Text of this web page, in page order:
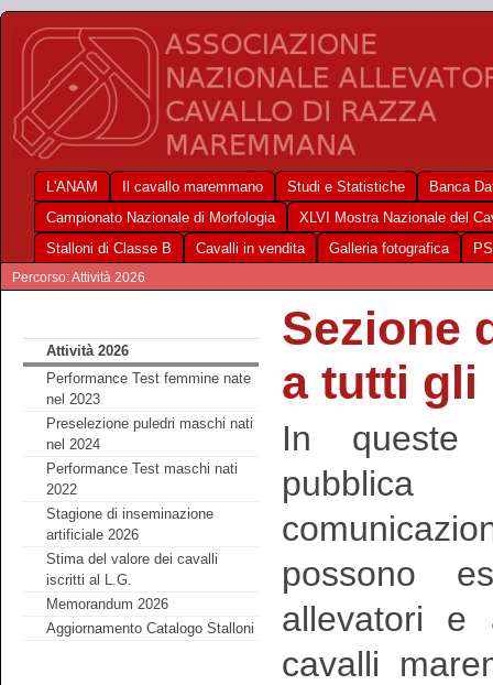
L'ANAM Il cavallo maremmano Studi e Statistiche
Banca
Campionato Nazionale di Morfologia
XLVI Mostra Nazionale del
Stalloni di Classe B
Cavalli in vendita Galleria fotografica
Percorso: Attività 2026
Attività 2026
Performance Test femmine nate
nel 2023
Preselezione puledri maschi nati
nel 2024
Performance Test maschi nati
2022
Stagione di inseminazione
artificiale 2026
Stima del valore dei cavalli
iscritti al L.G.
Memorandum 2026
Aggiornamento Catalogo Stalloni
Sezione
a tutti gli
In queste
possono
allevatori e
cavalli